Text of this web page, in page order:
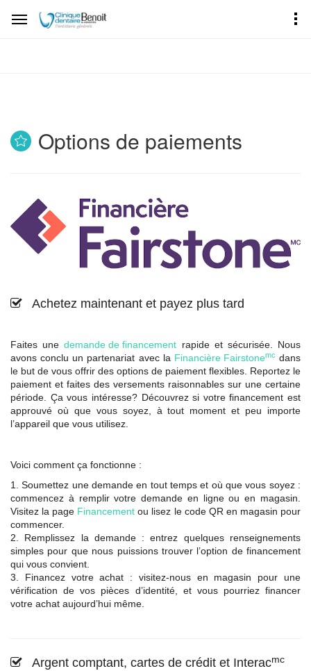
Options de paiements
Achetez maintenant et payez plus tard
Faites unedemande de financement rapide et sécurisée. Nous
avons conclu un partenariat avec la Financière Fairstonemc dans
le but de vous offrir des options de paiement flexibles. Reportez le
paiement et faites des versements raisonnables sur une certaine
période. Ça vous intéresse? Découvrez si votre financement est
approuvé où que vous soyez, à tout moment et peu importe
l’appareil que vous utilisez.
Voici comment ça fonctionne :
1. Soumettez une demande en tout temps et où que vous soyez :
commencez à remplir votre demande en ligne ou en magasin.
Visitez la page Financement ou lisez le code QR en magasin pour
commencer.
2. Remplissez la demande : entrez quelques renseignements
simples pour que nous puissions trouver l’option de financement
qui vous convient.
3. Financez votre achat : visitez-nous en magasin pour une
vérification de vos pièces d’identité, et vous pourriez financer
votre achat aujourd’hui même.
Argent comptant, cartes de crédit et Interacmc